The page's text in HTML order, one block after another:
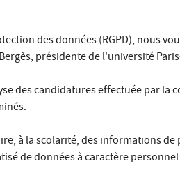
des données (RGPD), nous
présidente de l'université
des candidatures effectuée par
à la scolarité, des informations
de données à caractère